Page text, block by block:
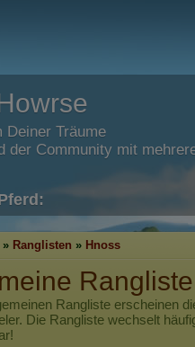
Deiner Träume
der Community mit
» Ranglisten » Hnoss
Rangliste erscheinen
Die Rangliste wechselt